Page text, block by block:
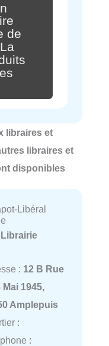
de
libraires et
libraires et
disponibles
Libéral
Librairie
: 12 B Rue
Mai 1945,
Amplepuis
:
: